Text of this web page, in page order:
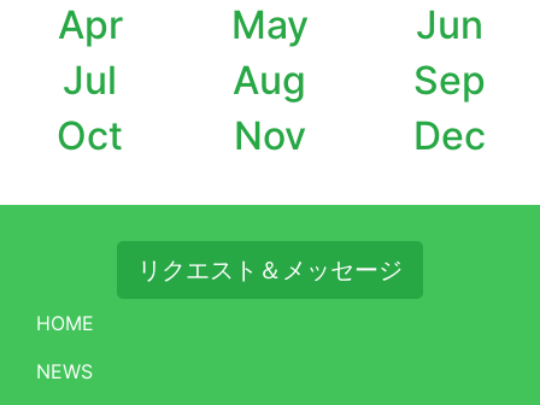
Apr
May
Jun
Jul
Aug
Sep
Oct
Nov Dec
リクエスト＆メッセージ
HOME
NEWS